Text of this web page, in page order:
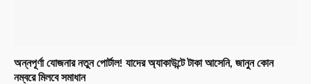
অন্নপূর্ণা যোজনার নতুন পোর্টাল! যাদের অ্যাকাউন্টে টাকা আসেনি, জানুন কোন
নম্বরে মিলবে সমাধান